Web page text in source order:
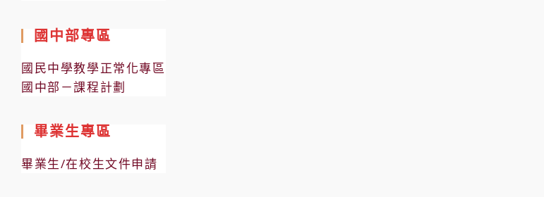
國中部專區
國民中學教學正常化專區
國中部－課程計劃
畢業生專區
畢業生/在校生文件申請